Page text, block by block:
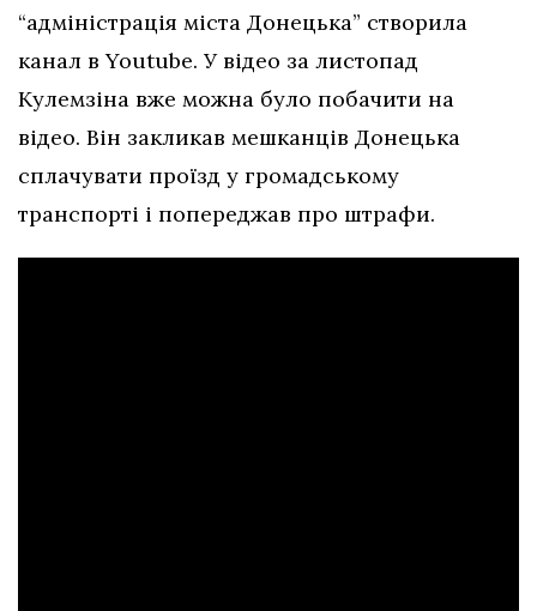
“адміністрація міста Донецька” створила
канал в Youtube. У відео за листопад
Кулемзіна вже можна було побачити на
відео. Він закликав мешканців Донецька
сплачувати проїзд у громадському
транспорті і попереджав про штрафи.